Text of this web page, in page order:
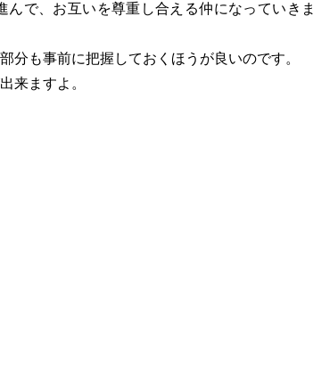
で、お互いを尊重し合える仲になっていきま
分も事前に把握しておくほうが良いのです。
来ますよ。